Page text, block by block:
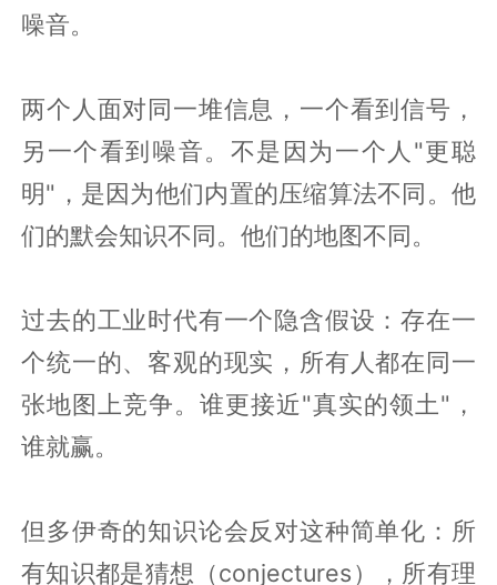
噪音。
两个人面对同一堆信息，一个看到信号，
另一个看到噪音。不是因为一个人"更聪
明"，是因为他们内置的压缩算法不同。他
们的默会知识不同。他们的地图不同。
过去的工业时代有一个隐含假设：存在一
个统一的、客观的现实，所有人都在同一
张地图上竞争。谁更接近"真实的领土"，
谁就赢。
但多伊奇的知识论会反对这种简单化：所
有知识都是猜想（conjectures），所有理